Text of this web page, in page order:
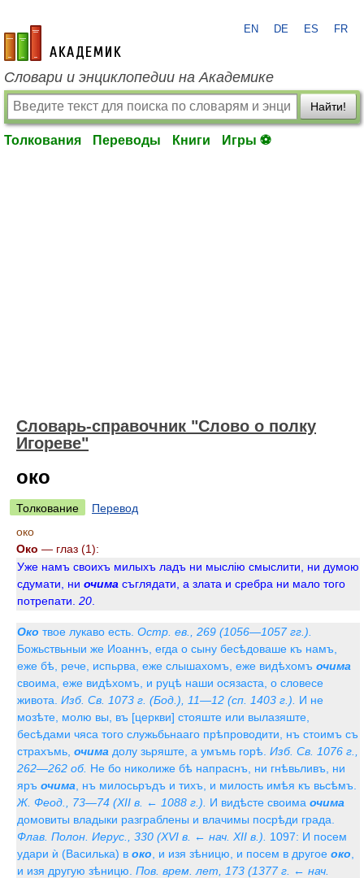
academic.ru
EN DE ES FR
Словари и энциклопедии на Академике
Найти!
Толкования Переводы Книги Игры ⚽
Словарь-справочник "Слово о полку
Игореве"
око
Толкование
Перевод
око
Око — глаз (1):
Уже намъ своихъ милыхъ ладъ ни мыслію смыслити, ни думою
сдумати, ни очима съглядати, а злата и сребра ни мало того
потрепати. 20
Око твое лукаво есть. Остр. ев., 269 (1056—1057 гг.).
Божьствьныи же Иоаннъ, егда о сыну бесѣдоваше къ намъ,
еже бѣ, рече, испьрва, еже слышахомъ, еже видѣхомъ очима
своима, еже видѣхомъ, и руцѣ наши осязаста, о словесе
живота. Изб. Св. 1073 г. (Бод.), 11—12 (сп. 1403 г.).
И не
мозѣте, молю вы, въ [церкви] стояште или вылазяште,
бесѣдами чяса того служьбьнааго прѣпроводити, нъ стоимъ съ
страхъмь, очима долу зьряште, а умъмь горѣ. Изб. Св. 1076 г.,
262—262 об. Не бо николиже бѣ напраснъ, ни гнѣвьливъ, ни
яръ очима , нъ милосьръдъ и тихъ, и милость имѣя къ вьсѣмъ.
Ж. Феод., 73—74 (XII в. ← 1088 г.).
И видѣсте своима очима
домовиты владыки разграблены и влачимы посрѣди града.
Флав. Полон. Иерус., 330 (XVI в. ← нач. XII в.).
1097: И посем
удари ѝ (Василька) в око , и изя зѣницю, и посем в другое око
и изя другую зѣницю. Пов. врем. лет, 173 (1377 г. ← нач.